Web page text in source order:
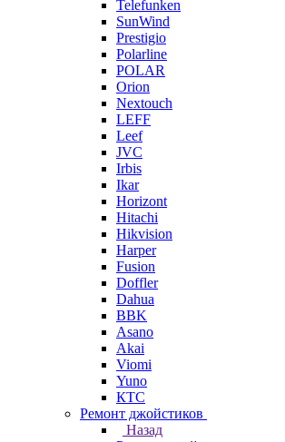
Telefunken
SunWind
Prestigio
Polarline
POLAR
Orion
Nextouch
LEFF
Leef
JVC
Irbis
Ikar
Horizont
Hitachi
Hikvision
Harper
Fusion
Doffler
Dahua
BBK
Asano
Akai
Viomi
Yuno
КТС
Ремонт джойстиков
Назад